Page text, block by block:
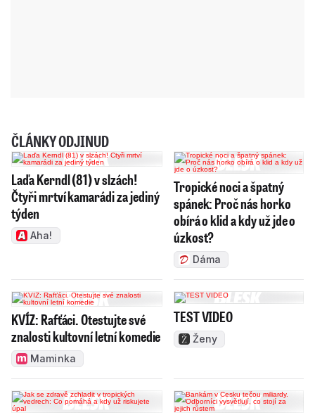
ČLÁNKY ODJINUD
Laďa Kerndl (81) v slzách!
Čtyři mrtví kamarádi za jediný
týden
Aha!
Tropické noci a špatný
spánek: Proč nás horko
obírá o klid a kdy už jde o
úzkost?
Dáma
KVÍZ: Rafťáci. Otestujte své
znalosti kultovní letní komedie
Maminka
TEST VIDEO
Ženy